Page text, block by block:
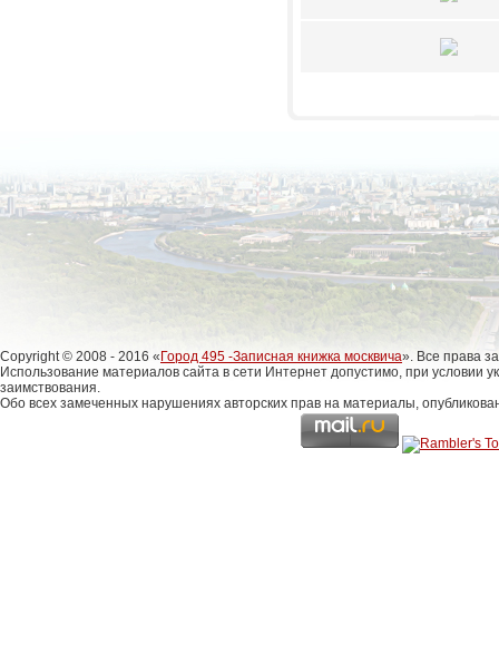
Copyright © 2008 - 2016 «Город 495 -Записная книжка москвича». Все права
Использование материалов сайта в сети Интернет допустимо, при условии
заимствования.
Обо всех замеченных нарушениях авторских прав на материалы,